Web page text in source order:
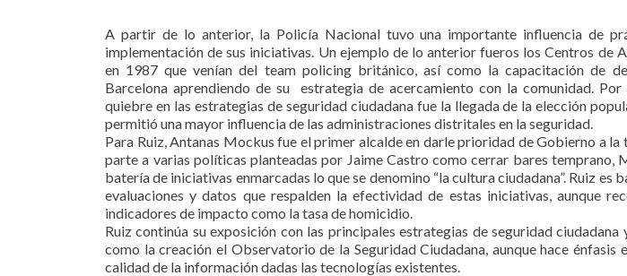
A partir de lo anterior, la Policía Nacional tuvo una importante influencia de
implementación de sus iniciativas. Un ejemplo de lo anterior fueros los Centros de
en 1987 que venían del team policing británico, así como la capacitación de
Barcelona aprendiendo de su estrategia de acercamiento con la comunidad.
quiebre en las estrategias de seguridad ciudadana fue la llegada de la elección
permitió una mayor influencia de las administraciones distritales en la seguridad.
Para Ruiz, Antanas Mockus fue el primer alcalde en darle prioridad de Gobierno a la
parte a varias políticas planteadas por Jaime Castro como cerrar bares temprano,
batería de iniciativas enmarcadas lo que se denomino “la cultura ciudadana”. Ruiz
evaluaciones y datos que respalden la efectividad de estas iniciativas, aunque
indicadores de impacto como la tasa de homicidio.
Ruiz continúa su exposición con las principales estrategias de seguridad
como la creación el Observatorio de la Seguridad Ciudadana, aunque hace énfasis
calidad de la información dadas las tecnologías existentes.